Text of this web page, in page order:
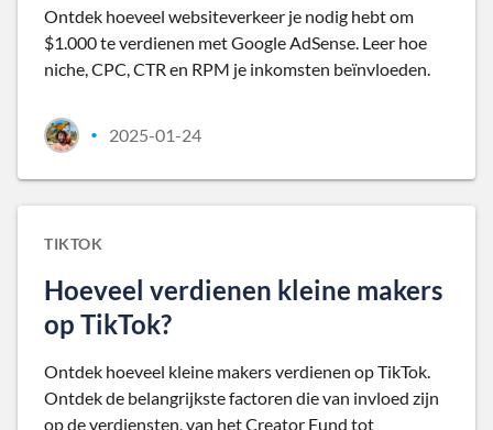
Ontdek hoeveel websiteverkeer je nodig hebt om
$1.000 te verdienen met Google AdSense. Leer hoe
niche, CPC, CTR en RPM je inkomsten beïnvloeden.
• 2025-01-24
TIKTOK
Hoeveel verdienen kleine makers
op TikTok?
Ontdek hoeveel kleine makers verdienen op TikTok.
Ontdek de belangrijkste factoren die van invloed zijn
op de verdiensten, van het Creator Fund tot